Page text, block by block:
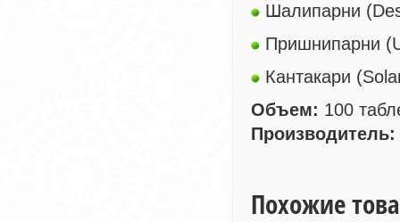
Шалипарни
Пришнипарни
Кантакари
Объем: 100
Производитель:
Похожие